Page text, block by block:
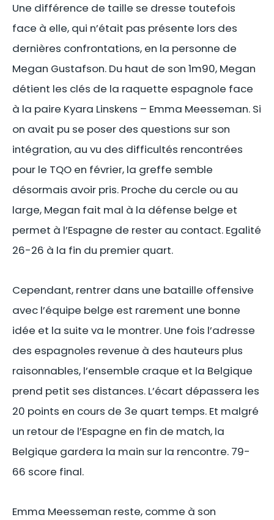
Une différence de taille se dresse toutefois
face à elle, qui n’était pas présente lors des
dernières confrontations, en la personne de
Megan Gustafson. Du haut de son 1m90, Megan
détient les clés de la raquette espagnole face
à la paire Kyara Linskens – Emma Meesseman. Si
on avait pu se poser des questions sur son
intégration, au vu des difficultés rencontrées
pour le TQO en février, la greffe semble
désormais avoir pris. Proche du cercle ou au
large, Megan fait mal à la défense belge et
permet à l’Espagne de rester au contact. Egalité
26-26 à la fin du premier quart.
Cependant, rentrer dans une bataille offensive
avec l’équipe belge est rarement une bonne
idée et la suite va le montrer. Une fois l’adresse
des espagnoles revenue à des hauteurs plus
raisonnables, l’ensemble craque et la Belgique
prend petit ses distances. L’écart dépassera les
20 points en cours de 3e quart temps. Et malgré
un retour de l’Espagne en fin de match, la
Belgique gardera la main sur la rencontre. 79-
66 score final.
Emma Meesseman reste, comme à son